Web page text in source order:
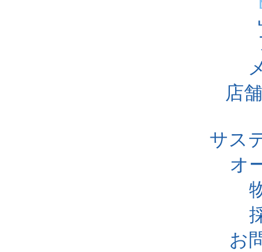
店
サス
オ
お